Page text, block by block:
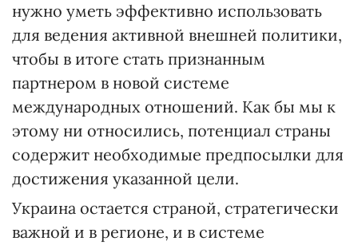
нужно уметь эффективно использовать
для ведения активной внешней политики,
чтобы в итоге стать признанным
партнером в новой системе
международных отношений. Как бы мы к
этому ни относились, потенциал страны
содержит необходимые предпосылки для
достижения указанной цели.
Украина остается страной, стратегически
важной и в регионе, и в системе